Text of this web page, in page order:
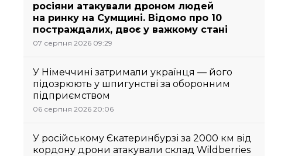
росіяни атакували дроном людей
на ринку на Сумщині. Відомо про 10
постраждалих, двоє у важкому стані
07 серпня 2026 09:29
У Німеччині затримали українця — його
підозрюють у шпигунстві за оборонним
підприємством
06 серпня 2026 20:06
У російському Єкатеринбурзі за 2000 км від
кордону дрони атакували склад Wildberries